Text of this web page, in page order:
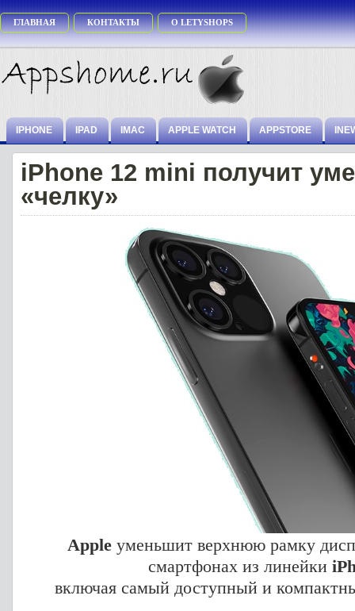
ГЛАВНАЯ КОНТАКТЫ О LETYSHOPS
IPHONE IPAD IMAC APPLE WATCH APPSTORE
iPhone 12 mini получит
«челку»
Apple уменьшит верхнюю рамку
смартфонах из линейки
включая самый доступный и